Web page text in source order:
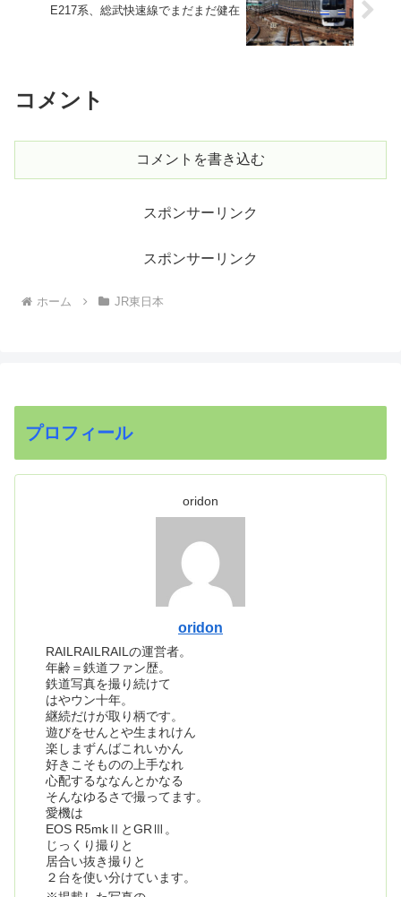
E217系、総武快速線でまだまだ健在
コメント
コメントを書き込む
スポンサーリンク
スポンサーリンク
ホーム JR東日本
プロフィール
oridon
oridon
RAILRAILRAILの運営者。
年齢＝鉄道ファン歴。
鉄道写真を撮り続けて
はやウン十年。
継続だけが取り柄です。
遊びをせんとや生まれけん
楽しまずんばこれいかん
好きこそものの上手なれ
心配するななんとかなる
そんなゆるさで撮ってます。
愛機は
EOS R5mkⅡとGRⅢ。
じっくり撮りと
居合い抜き撮りと
２台を使い分けています。